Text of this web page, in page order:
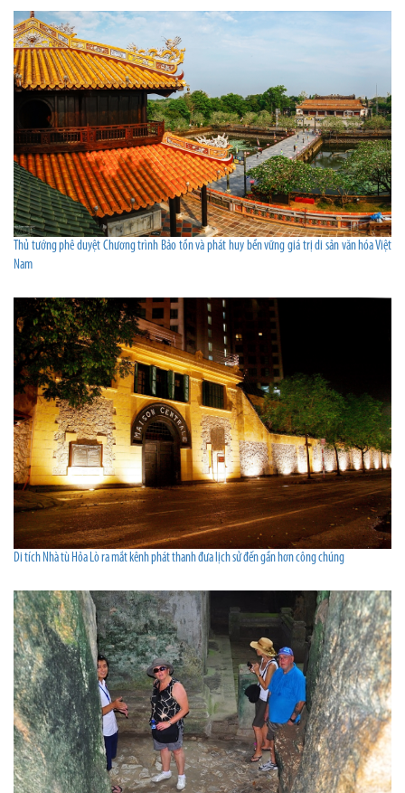
Thủ tướng phê duyệt Chương trình Bảo tồn và phát huy bền vững giá trị di sản văn hóa Việt
Nam
Di tích Nhà tù Hỏa Lò ra mắt kênh phát thanh đưa lịch sử đến gần hơn công chúng